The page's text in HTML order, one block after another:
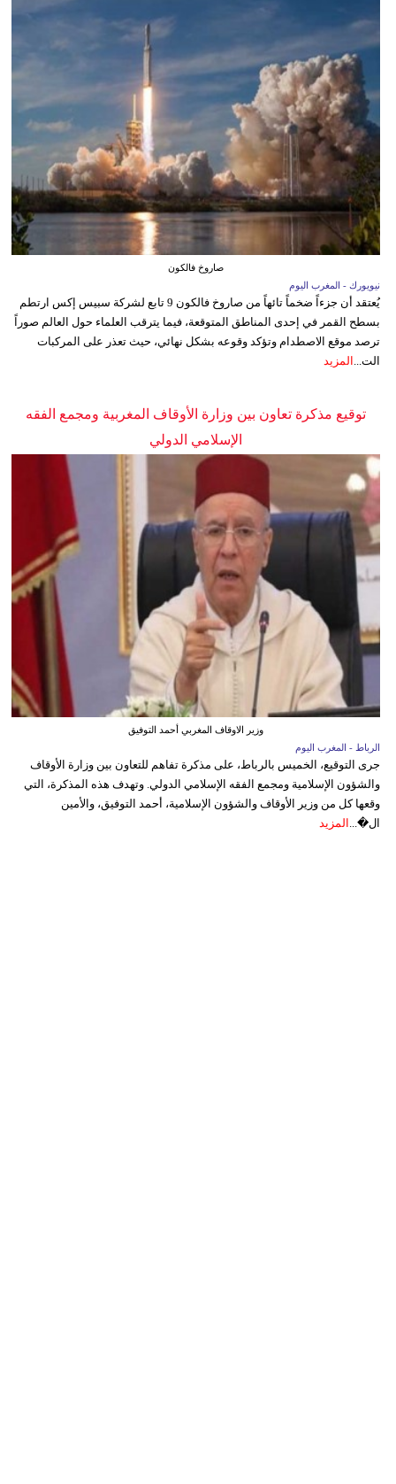
صاروخ فالكون
نيويورك - المغرب اليوم
يُعتقد أن جزءاً ضخماً تائهاً من صاروخ فالكون 9 تابع لشركة سبيس إكس ارتطم
بسطح القمر في إحدى المناطق المتوقعة، فيما يترقب العلماء حول العالم صوراً
ترصد موقع الاصطدام وتؤكد وقوعه بشكل نهائي، حيث تعذر على المركبات
الت... المزيد
توقيع مذكرة تعاون بين وزارة الأوقاف المغربية ومجمع الفقه
الإسلامي الدولي
وزير الاوقاف المغربي أحمد التوفيق
الرباط - المغرب اليوم
جرى التوقيع، الخميس بالرباط، على مذكرة تفاهم للتعاون بين وزارة الأوقاف
والشؤون الإسلامية ومجمع الفقه الإسلامي الدولي. وتهدف هذه المذكرة، التي
وقعها كل من وزير الأوقاف والشؤون الإسلامية، أحمد التوفيق، والأمين
ال�... المزيد